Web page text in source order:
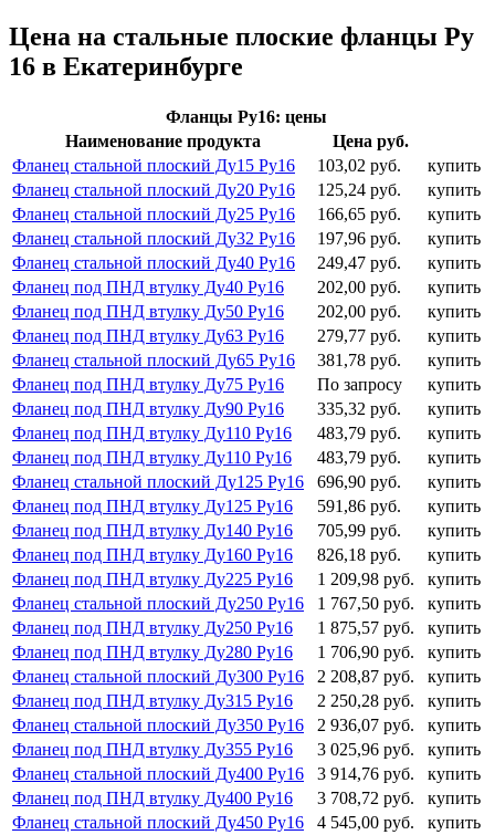
Цена на стальные плоские фланцы Ру
16 в Екатеринбурге
Фланцы Ру16: цены
Наименование продукта
Цена руб.
Фланец стальной плоский Ду15 Ру16
103,02 руб.
купить
Фланец стальной плоский Ду20 Ру16
125,24 руб.
купить
Фланец стальной плоский Ду25 Ру16
166,65 руб.
купить
Фланец стальной плоский Ду32 Ру16
197,96 руб.
купить
Фланец стальной плоский Ду40 Ру16
249,47 руб.
купить
Фланец под ПНД втулку Ду40 Ру16
202,00 руб.
купить
Фланец под ПНД втулку Ду50 Ру16
202,00 руб.
купить
Фланец под ПНД втулку Ду63 Ру16
279,77 руб.
купить
Фланец стальной плоский Ду65 Ру16
381,78 руб.
купить
Фланец под ПНД втулку Ду75 Ру16
По запросу
купить
Фланец под ПНД втулку Ду90 Ру16
335,32 руб.
купить
Фланец под ПНД втулку Ду110 Ру16
483,79 руб.
купить
Фланец под ПНД втулку Ду110 Ру16
483,79 руб.
купить
Фланец стальной плоский Ду125 Ру16
696,90 руб.
купить
Фланец под ПНД втулку Ду125 Ру16
591,86 руб.
купить
Фланец под ПНД втулку Ду140 Ру16
705,99 руб.
купить
Фланец под ПНД втулку Ду160 Ру16
826,18 руб.
купить
Фланец под ПНД втулку Ду225 Ру16
1 209,98 руб.
купить
Фланец стальной плоский Ду250 Ру16
1 767,50 руб.
купить
Фланец под ПНД втулку Ду250 Ру16
1 875,57 руб.
купить
Фланец под ПНД втулку Ду280 Ру16
1 706,90 руб.
купить
Фланец стальной плоский Ду300 Ру16
2 208,87 руб.
купить
Фланец под ПНД втулку Ду315 Ру16
2 250,28 руб.
купить
Фланец стальной плоский Ду350 Ру16
2 936,07 руб.
купить
Фланец под ПНД втулку Ду355 Ру16
3 025,96 руб.
купить
Фланец стальной плоский Ду400 Ру16
3 914,76 руб.
купить
Фланец под ПНД втулку Ду400 Ру16
3 708,72 руб.
купить
Фланец стальной плоский Ду450 Ру16
4 545,00 руб.
купить